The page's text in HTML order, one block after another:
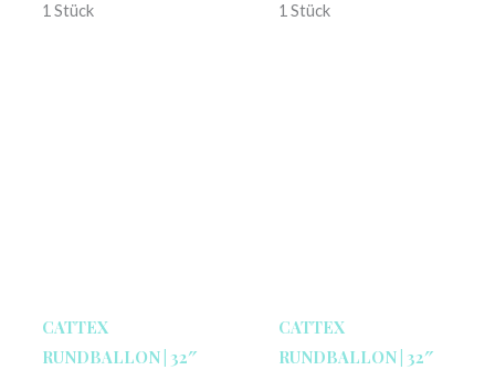
1 Stück 1 Stück
CATTEX
RUNDBALLON | 32″
CATTEX
RUNDBALLON | 32″